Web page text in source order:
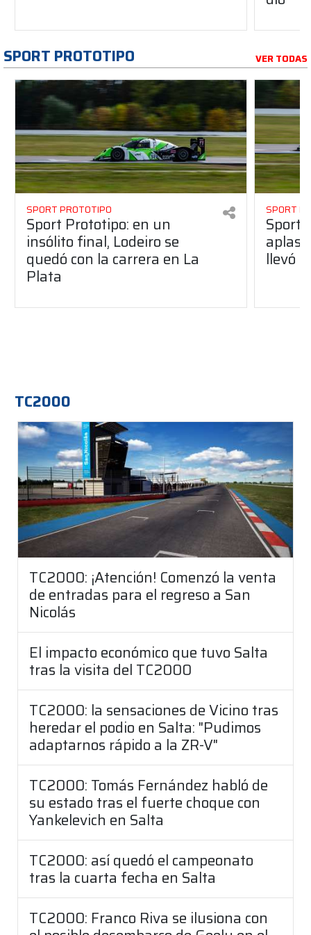
SPORT PROTOTIPO VER TODAS
SPORT PROTOTIPO
Sport Prototipo: en un
insólito final, Lodeiro se
quedó con la carrera en La
Plata
SPORT
Sport
llevó
TC2000
TC2000: ¡Atención! Comenzó la venta
de entradas para el regreso a San
Nicolás
El impacto económico que tuvo Salta
tras la visita del TC2000
TC2000: la sensaciones de Vicino tras
heredar el podio en Salta: "Pudimos
adaptarnos rápido a la ZR-V"
TC2000: Tomás Fernández habló de
su estado tras el fuerte choque con
Yankelevich en Salta
TC2000: así quedó el campeonato
tras la cuarta fecha en Salta
TC2000: Franco Riva se ilusiona con